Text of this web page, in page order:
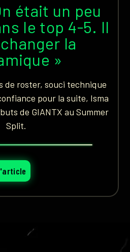
était un peu
le top 4-5. Il
la
»
de roster, souci technique
pour la suite, Isma
de GIANTX au Summer
Split.